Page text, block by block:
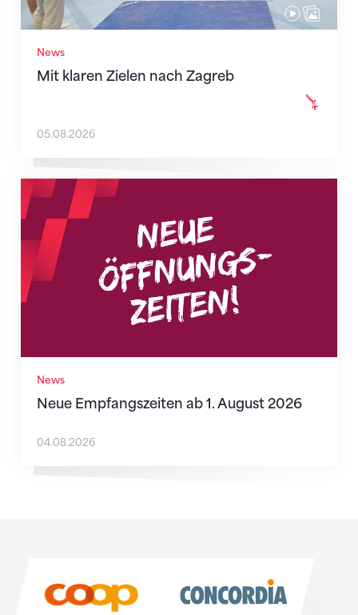
News
Mit klaren Zielen nach Zagreb
05.08.2026
News
Neue Empfangszeiten ab 1. August 2026
Neue Empfangszeiten ab 1. August 2026
04.08.2026